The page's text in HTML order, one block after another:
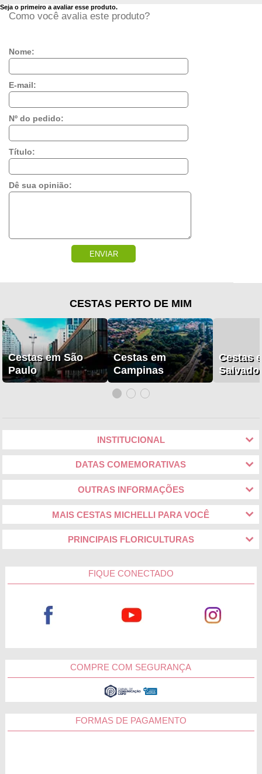
Seja o primeiro a avaliar esse produto.
Como você avalia este produto?
Nome:
E-mail:
Nº do pedido:
Título:
Dê sua opinião:
ENVIAR
CESTAS PERTO DE MIM
Cestas em São
Paulo
Cestas em
Campinas
Cestas
INSTITUCIONAL
DATAS COMEMORATIVAS
OUTRAS INFORMAÇÕES
MAIS CESTAS MICHELLI PARA VOCÊ
PRINCIPAIS FLORICULTURAS
FIQUE CONECTADO
COMPRE COM SEGURANÇA
FORMAS DE PAGAMENTO